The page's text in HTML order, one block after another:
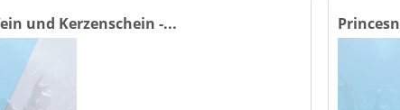
Gastwirtschaft und Hotel "Hallescher Anger" Naumburg
Magdeburg
Haldensleben
und Kerzenschein -...